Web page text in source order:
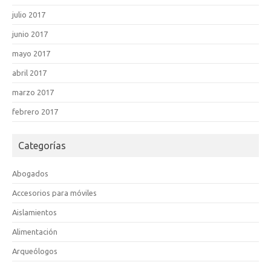
julio 2017
junio 2017
mayo 2017
abril 2017
marzo 2017
febrero 2017
Categorías
Abogados
Accesorios para móviles
Aislamientos
Alimentación
Arqueólogos